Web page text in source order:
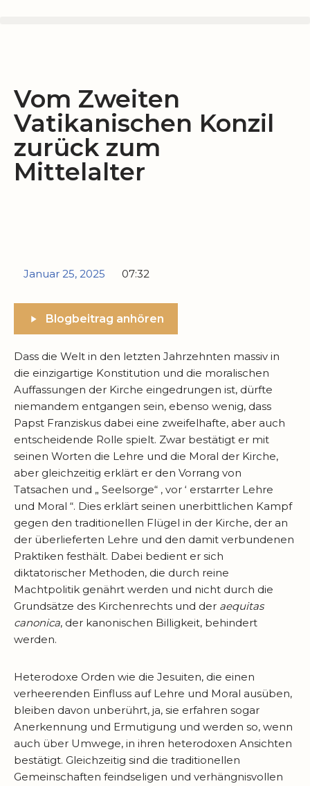
Vom Zweiten
Vatikanischen Konzil
zurück zum
Mittelalter
Januar 25, 2025 07:32
Blogbeitrag anhören
Dass die Welt in den letzten Jahrzehnten massiv in
die einzigartige Konstitution und die moralischen
Auffassungen der Kirche eingedrungen ist, dürfte
niemandem entgangen sein, ebenso wenig, dass
Papst Franziskus dabei eine zweifelhafte, aber auch
entscheidende Rolle spielt. Zwar bestätigt er mit
seinen Worten die Lehre und die Moral der Kirche,
aber gleichzeitig erklärt er den Vorrang von
Tatsachen und „ Seelsorge“ ‚ vor ‘ erstarrter Lehre
und Moral “. Dies erklärt seinen unerbittlichen Kampf
gegen den traditionellen Flügel in der Kirche, der an
der überlieferten Lehre und den damit verbundenen
Praktiken festhält. Dabei bedient er sich
diktatorischer Methoden, die durch reine
Machtpolitik genährt werden und nicht durch die
Grundsätze des Kirchenrechts und der aequitas
canonica, der kanonischen Billigkeit, behindert
werden.
Heterodoxe Orden wie die Jesuiten, die einen
verheerenden Einfluss auf Lehre und Moral ausüben,
bleiben davon unberührt, ja, sie erfahren sogar
Anerkennung und Ermutigung und werden so, wenn
auch über Umwege, in ihren heterodoxen Ansichten
bestätigt. Gleichzeitig sind die traditionellen
Gemeinschaften feindseligen und verhängnisvollen